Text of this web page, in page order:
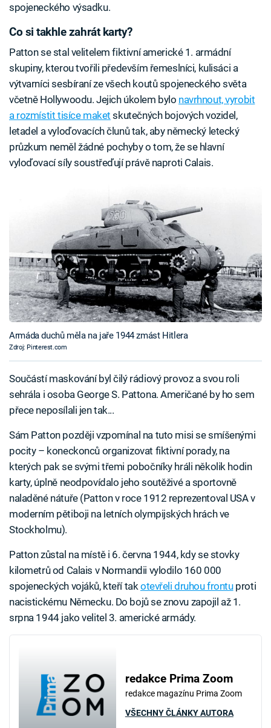
spojeneckého výsadku.
Co si takhle zahrát karty?
Patton se stal velitelem fiktivní americké 1. armádní
skupiny, kterou tvořili především řemeslníci, kulisáci a
výtvarníci sesbíraní ze všech koutů spojeneckého světa
včetně Hollywoodu. Jejich úkolem bylo navrhnout, vyrobit
a rozmístit tisíce maket skutečných bojových vozidel,
letadel a vyloďovacích člunů tak, aby německý letecký
průzkum neměl žádné pochyby o tom, že se hlavní
vyloďovací síly soustřeďují právě naproti Calais.
Armáda duchů měla na jaře 1944 zmást Hitlera
Zdroj: Pinterest.com
Součástí maskování byl čilý rádiový provoz a svou roli
sehrála i osoba George S. Pattona. Američané by ho sem
přece neposílali jen tak...
Sám Patton později vzpomínal na tuto misi se smíšenými
pocity – koneckonců organizovat fiktivní porady, na
kterých pak se svými třemi pobočníky hráli několik hodin
karty, úplně neodpovídalo jeho soutěživé a sportovně
naladěné nátuře (Patton v roce 1912 reprezentoval USA v
moderním pětiboji na letních olympijských hrách ve
Stockholmu).
Patton zůstal na místě i 6. června 1944, kdy se stovky
kilometrů od Calais v Normandii vylodilo 160 000
spojeneckých vojáků, kteří tak otevřeli druhou frontuproti
nacistickému Německu. Do bojů se znovu zapojil až 1.
srpna 1944 jako velitel 3. americké armády.
redakce Prima Zoom
redakce magazínu Prima Zoom
VŠECHNY ČLÁNKY AUTORA